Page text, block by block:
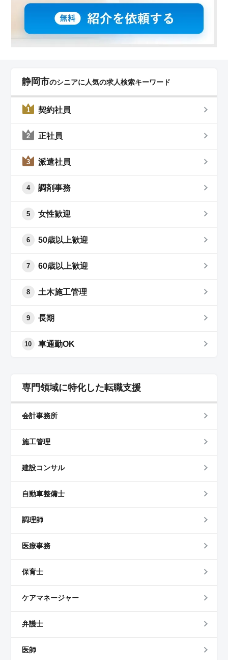
静岡市のシニアに人気の求人検索キーワード
1 契約社員
2 正社員
3 派遣社員
4 調剤事務
5 女性歓迎
6 50歳以上歓迎
7 60歳以上歓迎
8 土木施工管理
9 長期
10 車通勤OK
専門領域に特化した転職支援
会計事務所
施工管理
建設コンサル
自動車整備士
調理師
医療事務
保育士
ケアマネージャー
弁護士
医師